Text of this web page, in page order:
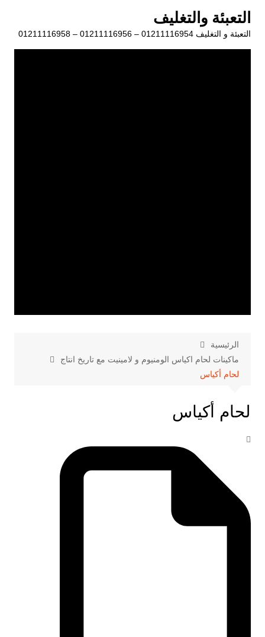
المحتوى
التعبئة والتغليف
التعبئة و التغليف 01211116954 – 01211116956 – 01211116958
الرئيسية
ماكينات لحام اكياس الومنيوم و لامينيت مع تاريخ انتاج
لحام أكياس
لحام أكياس